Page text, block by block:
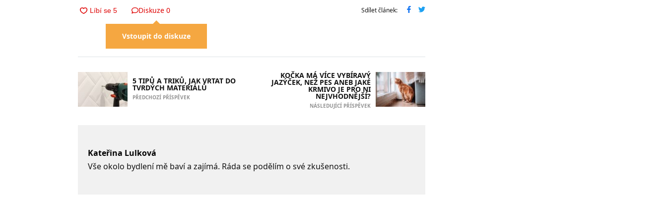
Diskuze 0
Vstoupit do diskuze
Sdílet článek:
5 TIPŮ A TRIKŮ, JAK VRTAT DO
TVRDÝCH MATERIÁLŮ
PŘEDCHOZÍ PŘÍSPĚVEK
KOČKA MÁ VÍCE VYBÍRAVÝ
JAZÝČEK, NEŽ PES ANEB JAKÉ
KRMIVO JE PRO NI
NEJVHODNĚJŠÍ?
NÁSLEDUJÍCÍ PŘÍSPĚVEK
Kateřina Lulková
Vše okolo bydlení mě baví a zajímá. Ráda se podělím o své zkušenosti.